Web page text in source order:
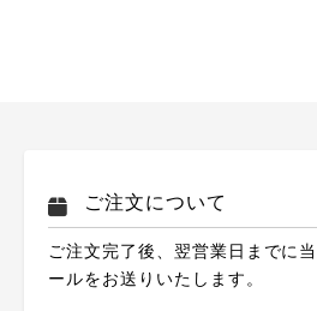
ご注文について
ご注文完了後、翌営業日までに
ールをお送りいたします。